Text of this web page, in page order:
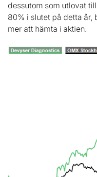
dessutom som utlovat
80% i slutet på detta år,
mer att hämta i aktien.